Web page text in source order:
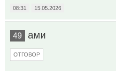
08:31 15.05.2026
49 ами
ОТГОВОР